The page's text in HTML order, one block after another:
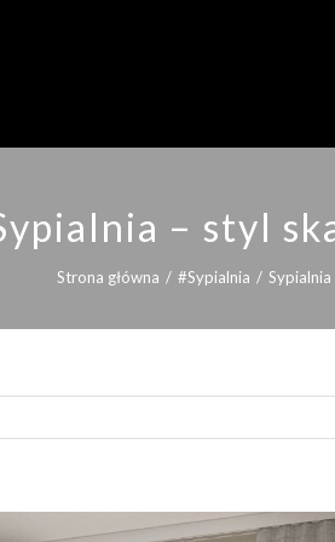
– styl
Strona główna / #Sypialnia /